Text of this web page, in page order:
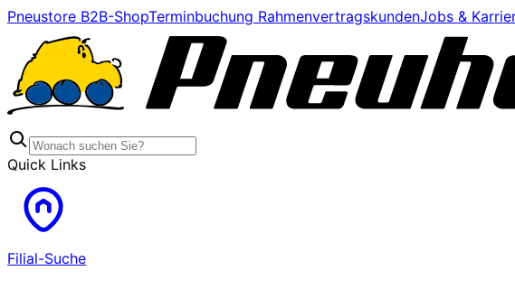
Pneustore B2B-ShopTerminbuchung RahmenvertragskundenJobs &
Quick Links
Filial-Suche